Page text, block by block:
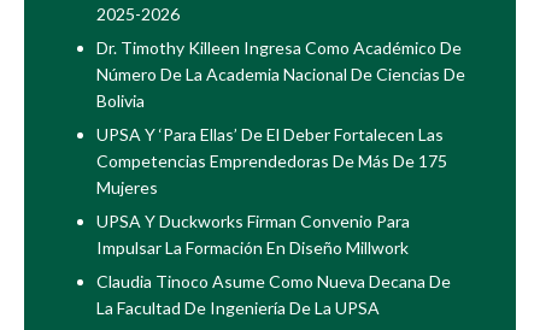
2025-2026
Dr. Timothy Killeen Ingresa Como Académico De
Número De La Academia Nacional De Ciencias De
Bolivia
UPSA Y ‘Para Ellas’ De El Deber Fortalecen Las
Competencias Emprendedoras De Más De 175
Mujeres
UPSA Y Duckworks Firman Convenio Para
Impulsar La Formación En Diseño Millwork
Claudia Tinoco Asume Como Nueva Decana De
La Facultad De Ingeniería De La UPSA